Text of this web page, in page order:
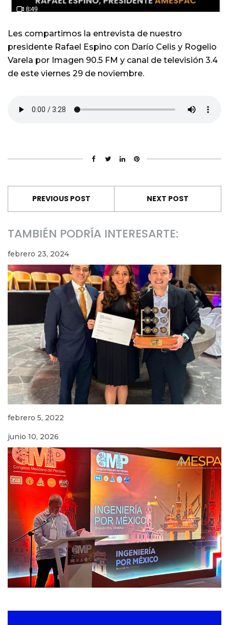
Les compartimos la entrevista de nuestro
presidente Rafael Espino con Darío Celis y Rogelio
Varela por Imagen 90.5 FM y canal de televisión 3.4
de este viernes 29 de noviembre.
PREVIOUS POST NEXT POST
TAMBIÉN PODRÍA INTERESARTE:
febrero 23, 2024
febrero 5, 2022
junio 10, 2026